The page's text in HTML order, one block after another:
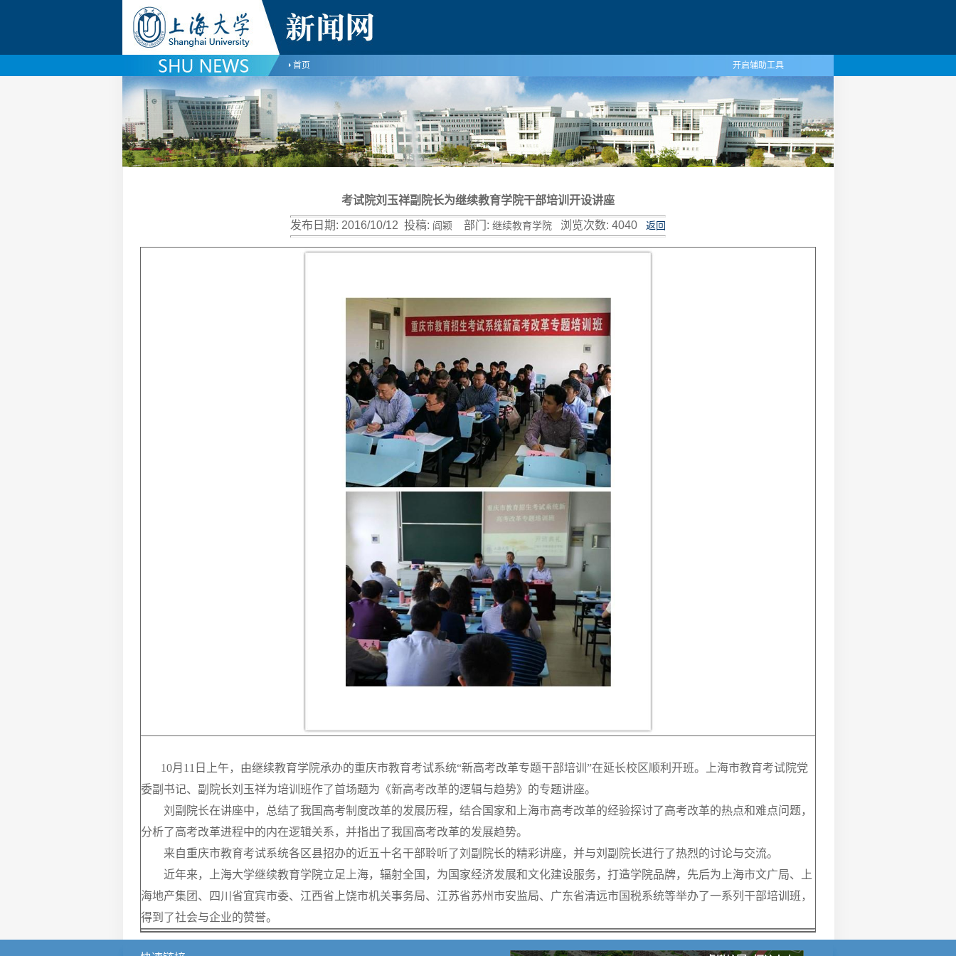
首页 开启辅助工具
考试院刘玉祥副院长为继续教育学院干部培训开设讲座
发布日期: 2016/10/12 投稿: 阎颖 部门: 继续教育学院 浏览次数: 4040 返回
10月 11 日上午，由继续教育学院承办的重庆市教育考试系统“新高考改革专题干部培训”在延长校区顺利开班。上海市教育考试院党
委副书记、副院长刘玉祥为培训班作了首场题为《新高考改革的逻辑与趋势》的专题讲座。
刘副院长在讲座中，总结了我国高考制度改革的发展历程，结合国家和上海市高考改革的经验探讨了高考改革的热点和难点问题，
分析了高考改革进程中的内在逻辑关系，并指出了我国高考改革的发展趋势。
来自重庆市教育考试系统各区县招办的近五十名干部聆听了刘副院长的精彩讲座，并与刘副院长进行了热烈的讨论与交流。
近年来，上海大学继续教育学院立足上海，辐射全国，为国家经济发展和文化建设服务，打造学院品牌，先后为上海市文广局、上
海地产集团、四川省宜宾市委、江西省上饶市机关事务局、江苏省苏州市安监局、广东省清远市国税系统等举办了一系列干部培训班，
得到了社会与企业的赞誉。